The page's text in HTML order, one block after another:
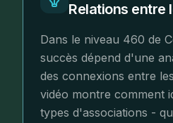
Relations entre
Dans le niveau 460 de
succès dépend d'une
des connexions entre
vidéo montre comment
types d'associations -